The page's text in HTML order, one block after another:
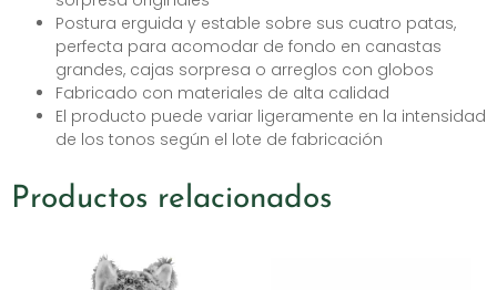
Postura erguida y estable sobre sus cuatro patas,
perfecta para acomodar de fondo en canastas
grandes, cajas sorpresa o arreglos con globos
Fabricado con materiales de alta calidad
El producto puede variar ligeramente en la intensidad
de los tonos según el lote de fabricación
Productos relacionados